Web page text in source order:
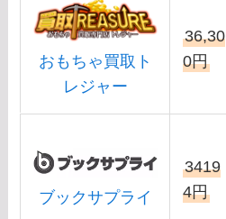
おもちゃ買取ト
レジャー
36,30
0円
ブックサプライ
3419
4円